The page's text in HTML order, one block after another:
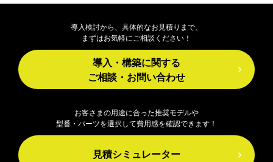
導入検討から、具体的なお見積りまで、
まずはお気軽にご相談ください！
導入・構築に関する
ご相談・お問い合わせ
お客さまの用途に合った推奨モデルや
型番・パーツを選択して費用感を確認できます！
見積シミュレーター